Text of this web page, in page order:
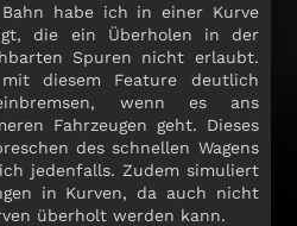
habe ich in einer Kurve
die ein Überholen in der
Spuren nicht erlaubt.
diesem Feature deutlich
wenn es ans
Fahrzeugen geht. Dieses
des schnellen Wagens
jedenfalls. Zudem simuliert
in Kurven, da auch nicht
überholt werden kann.